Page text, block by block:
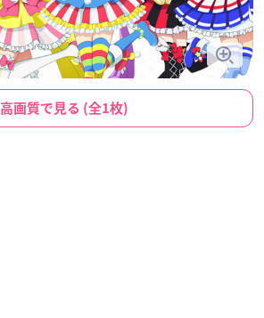
高画質で見る (全1枚)